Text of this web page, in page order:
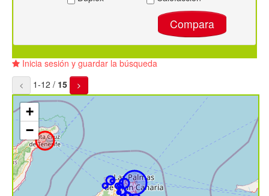
Compara
Inicia sesión y guardar la búsqueda
1-12 / 15
+
−